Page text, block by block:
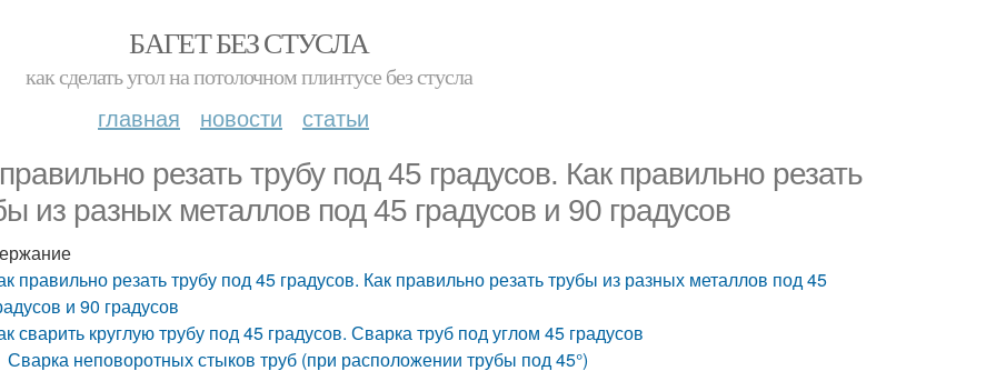
БАГЕТ БЕЗ СТУСЛА
как сделать угол на потолочном плинтусе без стусла
главная новости статьи
резать трубу под 45 градусов. Как правильно резать
из разных металлов под 45 градусов и 90 градусов
правильно резать трубу под 45 градусов. Как правильно резать трубы из разных металлов под 45
и 90 градусов
сварить круглую трубу под 45 градусов. Сварка труб под углом 45 градусов
Сварка неповоротных стыков труб (при расположении трубы под 45°)